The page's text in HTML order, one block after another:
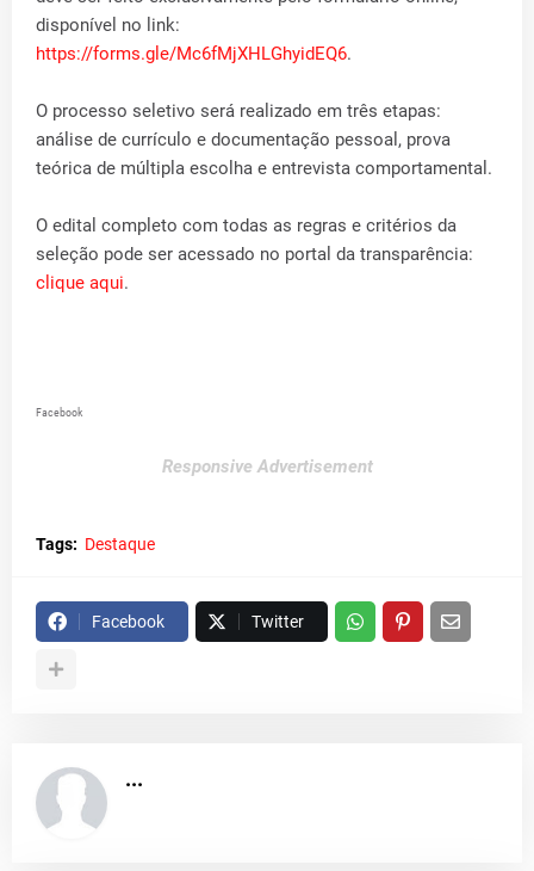
disponível no link:
https://forms.gle/Mc6fMjXHLGhyidEQ6.
O processo seletivo será realizado em três etapas:
análise de currículo e documentação pessoal, prova
teórica de múltipla escolha e entrevista comportamental.
O edital completo com todas as regras e critérios da
seleção pode ser acessado no portal da transparência:
clique aqui.
Facebook
Responsive Advertisement
Tags: Destaque
Facebook Twitter
...